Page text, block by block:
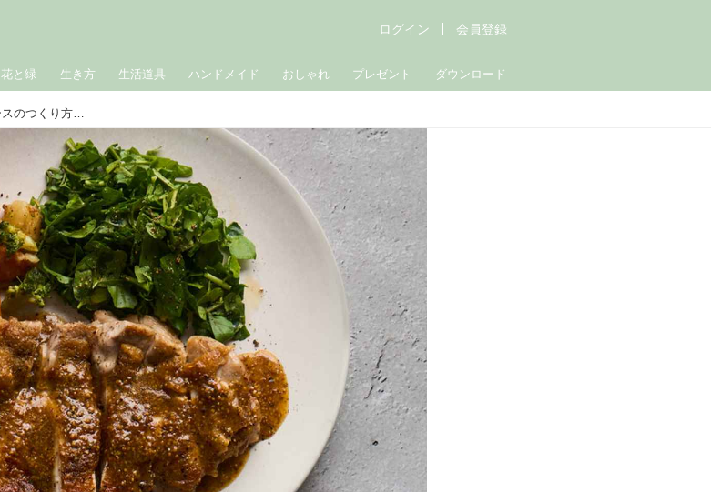
花と緑 生き方 生活道具 ハンドメイド おしゃれ プレゼント ダウンロード
ログイン 会員登録
ごちそう「鶏もも肉」のハニーマスタードソースのつくり方。ソースが決め手！パリッとジューシーに仕上がる“おもてなし”レシピ／モデル・奈々未さん